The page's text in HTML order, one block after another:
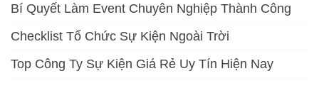
Bí Quyết Làm Event Chuyên Nghiệp Thành Công
Checklist Tổ Chức Sự Kiện Ngoài Trời
Top Công Ty Sự Kiện Giá Rẻ Uy Tín Hiện Nay